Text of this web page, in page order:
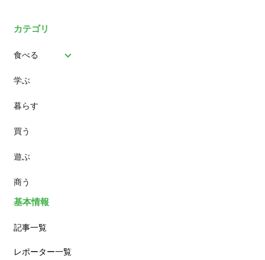
カテゴリ
食べる
パン
スイーツ
ランチ
カフェ
学ぶ
暮らす
買う
遊ぶ
商う
基本情報
記事一覧
レポーター一覧